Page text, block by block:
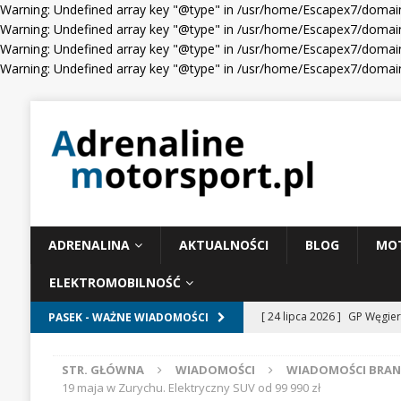
Warning: Undefined array key "@type" in /usr/home/Escapex7/
Warning: Undefined array key "@type" in /usr/home/Escapex7/
Warning: Undefined array key "@type" in /usr/home/Escapex7/
Warning: Undefined array key "@type" in /usr/home/Escapex7/
ADRENALINA AKTUALNOŚCI BLOG
ELEKTROMOBILNOŚĆ
PASEK - WAŻNE WIADOMOŚCI [ 24 lipca 2026 ] GP
[ 23 lipca 2026 ] Days of
STR. GŁÓWNA WIADOMOŚCI WIADOMOŚCI
19 maja w Zurychu. Elektryczny SUV od 99 990 zł